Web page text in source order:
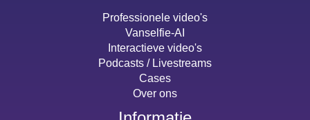
Professionele video's
Vanselfie-AI
Interactieve video's
Podcasts / Livestreams
Cases
Over ons